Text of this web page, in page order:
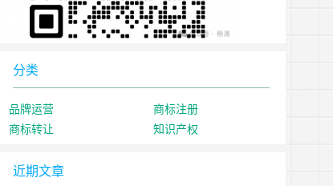
分类
品牌运营
商标注册
商标转让
知识产权
近期文章